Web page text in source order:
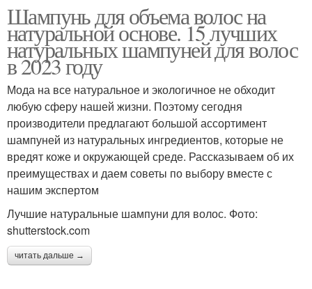
Шампунь для объема волос на
натуральной основе. 15 лучших
натуральных шампуней для волос
в 2023 году
Мода на все натуральное и экологичное не обходит
любую сферу нашей жизни. Поэтому сегодня
производители предлагают большой ассортимент
шампуней из натуральных ингредиентов, которые не
вредят коже и окружающей среде. Рассказываем об их
преимуществах и даем советы по выбору вместе с
нашим экспертом
Лучшие натуральные шампуни для волос. Фото:
shutterstock.com
читать дальше →